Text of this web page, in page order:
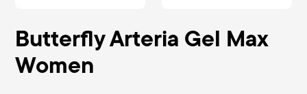
Butterfly Arteria Gel Max
Women